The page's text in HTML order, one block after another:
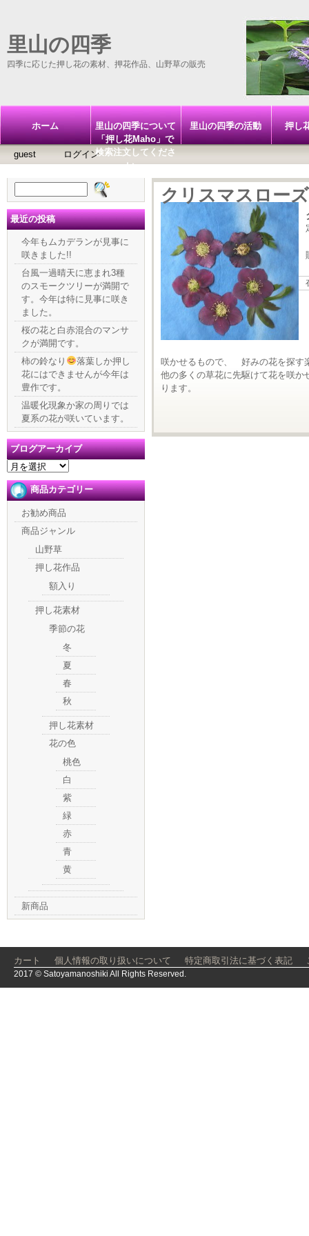
里山の四季
四季に応じた押し花の素材、押花作品、山野草の販売
ホーム
里山の四季について
「押し花Maho」で
検索注文してくださ
い。
里山の四季の活動 押し
guest ログイン
クリスマスロー
咲かせるもので、 好みの花を探す
他の多くの草花に先駆けて花を咲か
ります。
索:
最近の投稿
今年もムカデランが見事に
咲きました!!
台風一過晴天に恵まれ3種
のスモークツリーが満開で
す。今年は特に見事に咲き
ました。
桜の花と白赤混合のマンサ
クが満開です。
柿の鈴なり
落葉しか押し
花にはできませんが今年は
豊作です。
温暖化現象か家の周りでは
夏系の花が咲いています。
ブログアーカイブ
ブ
ロ
グ
商品カテゴリー
お勧め商品
商品ジャンル
山野草
押し花作品
額入り
押し花素材
季節の花
冬
夏
春
秋
押し花素材
花の色
桃色
白
紫
緑
赤
青
黄
新商品
カート 個人情報の取り扱いについて 特定商取引法に基づく表記
2017 © Satoyamanoshiki All Rights Reserved.